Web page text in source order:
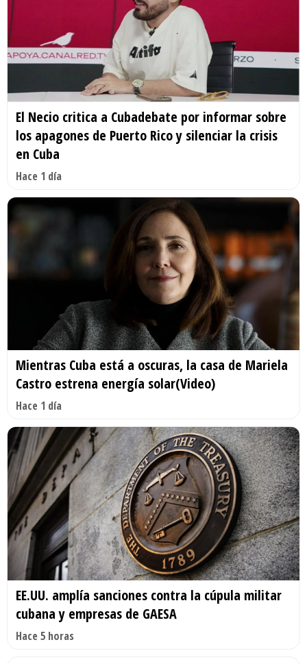
El Necio critica a Cubadebate por informar sobre
los apagones de Puerto Rico y silenciar la crisis
en Cuba
Hace 1 día
Mientras Cuba está a oscuras, la casa de Mariela
Castro estrena energía solar(Video)
Hace 1 día
EE.UU. amplía sanciones contra la cúpula militar
cubana y empresas de GAESA
Hace 5 horas